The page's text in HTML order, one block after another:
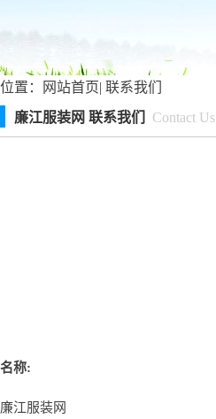
位置： 网站首页| 联系我们
廉江服装网 联系我们
Contact Us
名称:
廉江服装网